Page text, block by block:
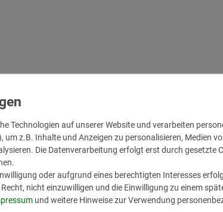
Technologien auf unserer Website und verarbeiten
um z.B. Inhalte und Anzeigen zu personalisieren, Medien
Die Datenverarbeitung erfolgt erst durch gesetzte
oder aufgrund eines berechtigten Interesses
nicht einzuwilligen und die Einwilligung zu einem
und weitere Hinweise zur Verwendung